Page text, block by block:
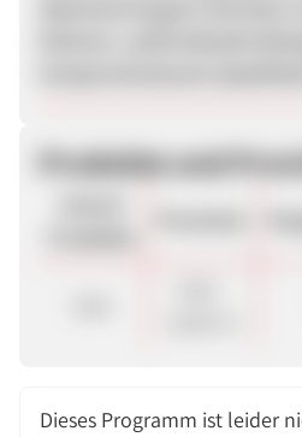
Produkte und
Dieses Programm ist leider